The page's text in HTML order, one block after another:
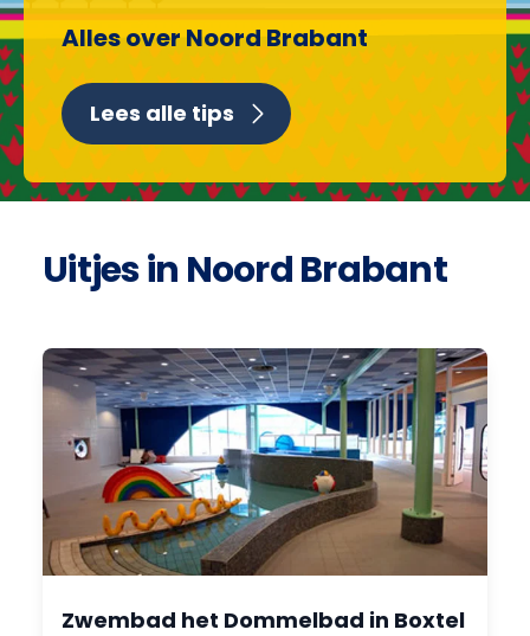
Alles over Noord Brabant
Lees alle tips
Uitjes in Noord Brabant
Zwembad het Dommelbad in Boxtel